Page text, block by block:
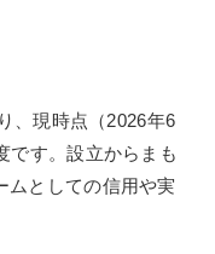
、現時点（2026年6
です。設立からまも
ムとしての信用や実